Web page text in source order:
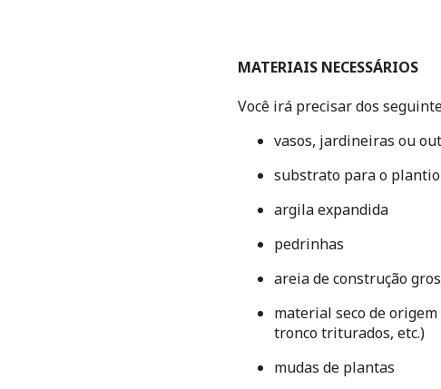
MATERIAIS NECESSÁRIOS
Você irá precisar dos
vasos, jardineiras ou
substrato para o plantio
argila expandida
pedrinhas
areia de construção
material seco de
tronco triturados, etc.)
mudas de plantas